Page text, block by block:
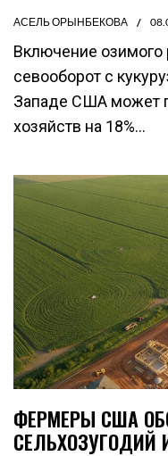
АСЕЛЬ ОРЫНБЕКОВА
Включение озимого
севооборот с
Западе США может
хозяйств на 18%...
ФЕРМЕРЫ США
СЕЛЬХОЗУГОДИЙ